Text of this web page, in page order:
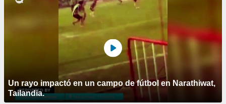
Un rayo impactó en un campo de fútbol en Narathiwat,
Tailandia.